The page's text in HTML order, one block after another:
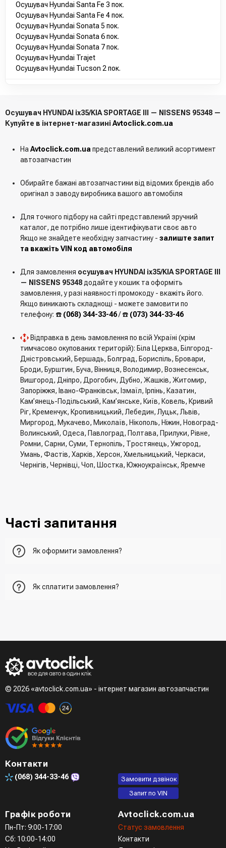
Осушувач Hyundai Santa Fe 3 пок.
Осушувач Hyundai Santa Fe 4 пок.
Осушувач Hyundai Sonata 5 пок.
Осушувач Hyundai Sonata 6 пок.
Осушувач Hyundai Sonata 7 пок.
Осушувач Hyundai Trajet
Осушувач Hyundai Tucson 2 пок.
Осушувач HYUNDAI ix35/KIA SPORTAGE III — NISSENS 95348 —
Купуйте в інтернет-магазині Avtoclick.com.ua
На Avtoclick.com.ua представлений великий асортимент
автозапчастин
Обирайте бажані автозапчастини від відомих брендів або
оригінал з заводу виробника вашого автомобіля
Для точного підбору на сайті представлений зручний
каталог, де потрібно лише ідентифікувати своє авто
Якщо не знайдете необхідну запчастину - залиште запит
та вкажіть VIN код автомобіля
Для замовлення осушувач HYUNDAI ix35/KIA SPORTAGE III
— NISSENS 95348 додайте у кошик та оформіть
замовлення, у разі наявності промокоду - вкажіть його.
Якщо виникають складнощі - можете замовити по
телефону: ☎️ (068) 344-33-46/ ☎️ (073) 344-33-46
Відправка в день замовлення по всій Україні (крім
тимчасово окупованих територій): Біла Церква, Білгород-
Дністровський, Бершадь, Болград, Бориспіль, Бровари,
Броди, Бурштин, Буча, Вінниця, Володимир, Вознесенськ,
Вишгород, Дніпро, Дрогобич, Дубно, Жашків, Житомир,
Запоріжжя, Івано-Франківськ, Ізмаїл, Ірпінь, Казатин,
Кам’янець-Подільський, Кам’янське, Київ, Ковель, Кривий
Ріг, Кременчук, Кропивницький, Лебедин, Луцьк, Львів,
Миргород, Мукачево, Миколаїв, Нікополь, Ніжин, Новоград-
Волинський, Одеса, Павлоград, Полтава, Прилуки, Рівне,
Ромни, Сарни, Суми, Тернопіль, Тростянець, Ужгород,
Умань, Фастів, Харків, Херсон, Хмельницький, Черкаси,
Чернігів, Чернівці, Чоп, Шостка, Южноукраїнськ, Яремче
Часті запитання
Як оформити замовлення?
нього та вказати всю необхідну інформацію про
зателефонує менеджер для підтвердження та уточнення
Третій варіант - зробити замовлення в телефонному
Четвертий варіант - замовити через доступні месенджери
(viber, telegram)
Як сплатити замовлення?
© 2026 «avtoclick.com.ua» - інтернет магазин автозапчастин
Контакти
(068) 344-33-46
Замовити дзвінок
Запит по VIN
Графік роботи
Пн-Пт: 9:00-17:00
Сб: 10:00-14:00
Avtoclick.com.ua
Статус замовлення
Контакти